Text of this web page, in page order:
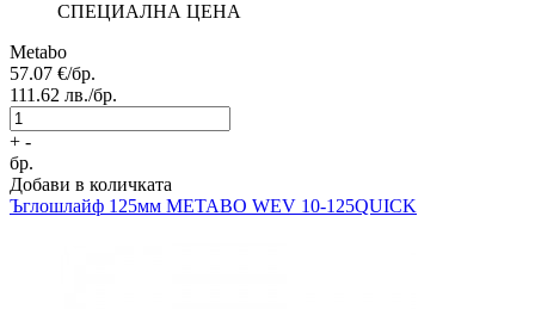
СПЕЦИАЛНА ЦЕНА
Metabo
57.07 €/бр.
111.62 лв./бр.
+ -
бр.
Добави в количката
Ъглошлайф 125мм METABO WEV 10-125QUICK